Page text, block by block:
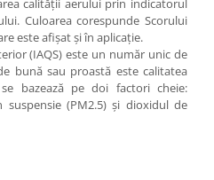
calității aerului prin indicatorul
Culoarea corespunde Scorului
este afișat și în aplicație.
(IAQS) este un număr unic de
bună sau proastă este calitatea
bazează pe doi factori cheie:
(PM2.5) și dioxidul de